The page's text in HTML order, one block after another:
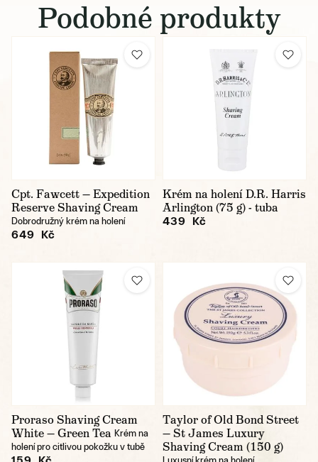
Podobné produkty
Cpt. Fawcett — Expedition
Reserve Shaving Cream
Dobrodružný krém na holení
649 Kč
Krém na holení D.R. Harris
Arlington (75 g) - tuba
439 Kč
Proraso Shaving Cream
White — Green Tea Krém na
holení pro citlivou pokožku v tubě
Taylor of Old Bond Street
— St James Luxury
Shaving Cream (150 g)
Luxusní krém na holení